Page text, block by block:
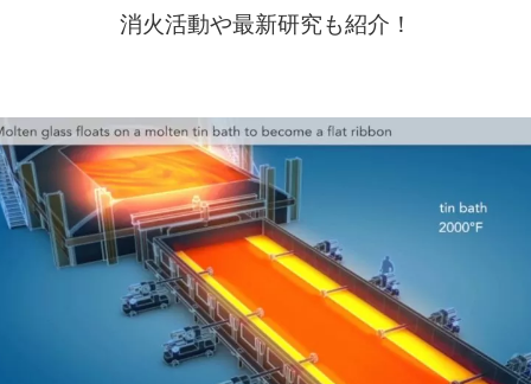
消火活動や最新研究も紹介！